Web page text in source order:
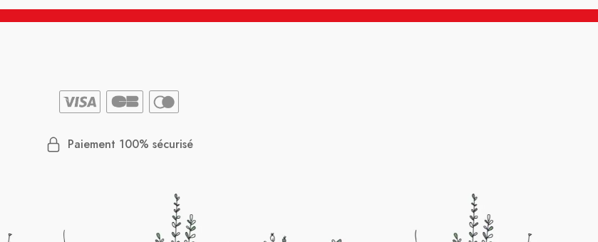
Paiement 100% sécurisé